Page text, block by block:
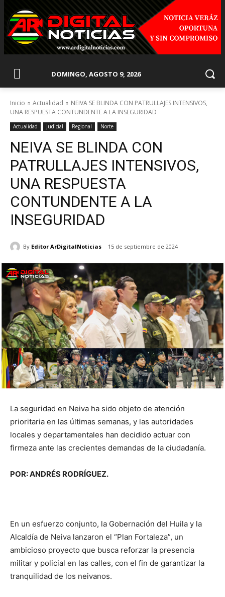
DOMINGO, AGOSTO 9, 2026
Inicio Actualidad
NEIVA SE BLINDA CON PATRULLAJES INTENSIVOS,
UNA RESPUESTA CONTUNDENTE A LA INSEGURIDAD
Actualidad Judicial Regional Norte
NEIVA SE BLINDA CON
PATRULLAJES INTENSIVOS,
UNA RESPUESTA
CONTUNDENTE A LA
INSEGURIDAD
By Editor ArDigitalNoticias 15 de septiembre de 2024
La seguridad en Neiva ha sido objeto de atención
prioritaria en las últimas semanas, y las autoridades
locales y departamentales han decidido actuar con
firmeza ante las crecientes demandas de la ciudadanía.
POR: ANDRÉS RODRÍGUEZ.
En un esfuerzo conjunto, la Gobernación del Huila y la
Alcaldía de Neiva lanzaron el “Plan Fortaleza”, un
ambicioso proyecto que busca reforzar la presencia
militar y policial en las calles, con el fin de garantizar la
tranquilidad de los neivanos.